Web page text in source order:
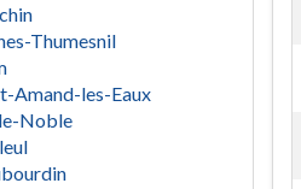
Thumesnil
Amand-les-Eaux
Noble